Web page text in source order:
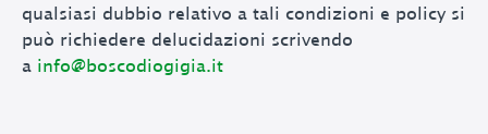
qualsiasi dubbio relativo a tali condizioni e policy si
può richiedere delucidazioni scrivendo
a info@boscodiogigia.it